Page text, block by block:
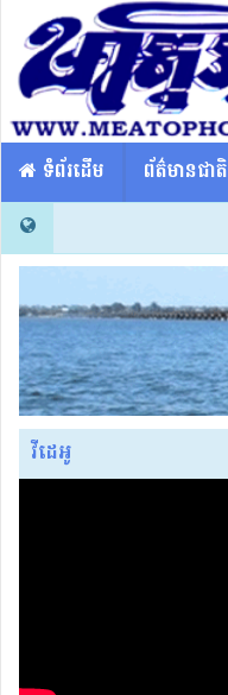
​​ ទំព័រដើម ព័ត៌មានជាតិ
វីដេអូ